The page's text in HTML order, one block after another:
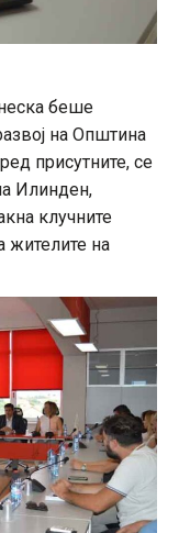
беше
на Општина
присутните, се
Илинден,
клучните
жителите на